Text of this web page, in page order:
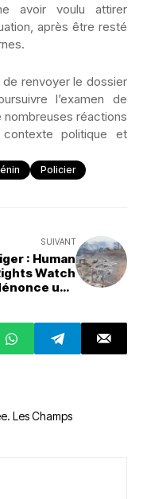
avoir voulu attirer
après être resté
de renvoyer le dossier
l’examen de
réactions
contexte politique et
Policier
SUIVANT
: Human
Watch
une
Les Champs